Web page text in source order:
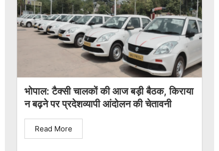
भोपाल: टैक्सी चालकों की आज बड़ी बैठक, किराया
न बढ़ने पर प्रदेशव्यापी आंदोलन की चेतावनी
Read More